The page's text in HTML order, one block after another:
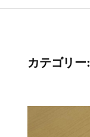
カテゴリー: